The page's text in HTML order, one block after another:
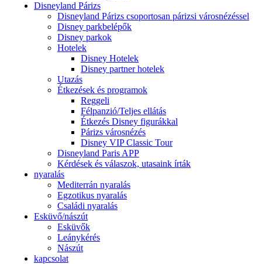
Disneyland Párizs
Disneyland Párizs csoportosan párizsi városnézéssel
Disney parkbelépők
Disney parkok
Hotelek
Disney Hotelek
Disney partner hotelek
Utazás
Étkezések és programok
Reggeli
Félpanzió/Teljes ellátás
Étkezés Disney figurákkal
Párizs városnézés
Disney VIP Classic Tour
Disneyland Paris APP
Kérdések és válaszok, utasaink írták
nyaralás
Mediterrán nyaralás
Egzotikus nyaralás
Családi nyaralás
Esküvő/nászút
Esküvők
Leánykérés
Nászút
kapcsolat